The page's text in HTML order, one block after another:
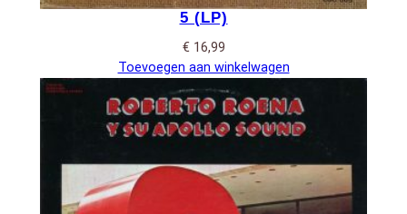
5 (LP)
€ 16,99
Toevoegen aan winkelwagen